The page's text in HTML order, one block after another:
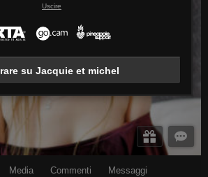
Media Commenti Messaggi
Uscire
su Jacquie et michel